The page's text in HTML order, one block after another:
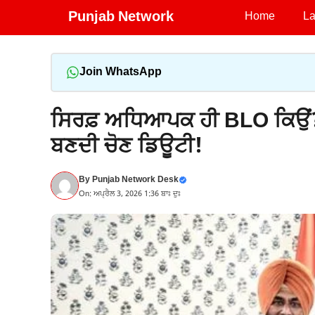
Punjab Network Home
Join WhatsApp
ਸਿਰਫ਼ ਅਧਿਆਪਕ ਹੀ BLO ਕਿਉਂ?
ਬਣਦੀ ਚੋਣ ਡਿਊਟੀ!
ByPunjab Network Desk
On: ਅਪ੍ਰੈਲ 3, 2026 1:36 ਬਾਃ ਦੁਃ